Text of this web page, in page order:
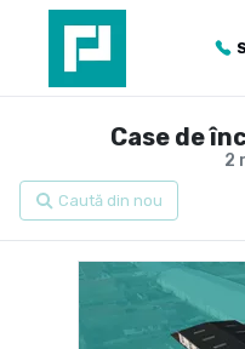
2
Case de
Caută din nou